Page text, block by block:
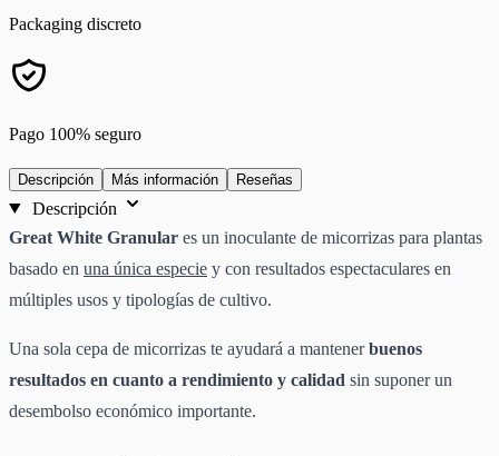
Packaging discreto
Pago 100% seguro
Descripción Más información Reseñas
Descripción
Great White Granular es un inoculante de micorrizas para plantas
basado en una única especie y con resultados espectaculares en
múltiples usos y tipologías de cultivo.
Una sola cepa de micorrizas te ayudará a mantenerbuenos
resultados en cuanto a rendimiento y calidad sin suponer un
desembolso económico importante.